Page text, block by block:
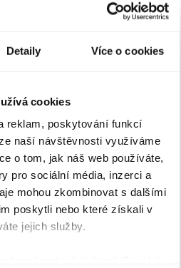
Detaily Více o cookies
cookies
reklam, poskytování funkcí
naší návštěvnosti využíváme
o tom, jak náš web používáte,
pro sociální média, inzerci a
mohou zkombinovat s dalšími
poskytli nebo které získali v
jejich služby.
lišty
lištpevně drží
jejich samovolnému
na hraně dveří a rámu
křídly, kde magnety